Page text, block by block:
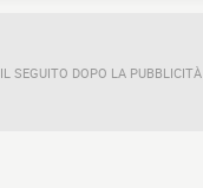
IL SEGUITO DOPO LA PUBBLICITÀ